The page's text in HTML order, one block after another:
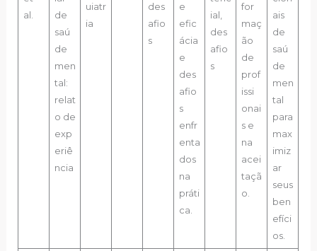
al.
de
saú
de
men
tal:
relat
o de
exp
eriê
ncia
uiatr
ia
des
afio
s
e
efic
ácia
e
des
afio
s
enfr
enta
dos
na
práti
ca.
ial,
des
afio
s
for
maç
ão
de
prof
issi
onai
s e
na
acei
taçã
o.
ais
de
saú
de
men
tal
para
max
imiz
ar
seus
ben
efíci
os.